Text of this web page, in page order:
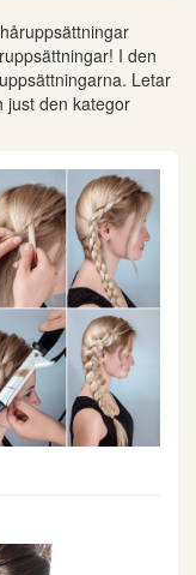
I den
Letar
just den kategor